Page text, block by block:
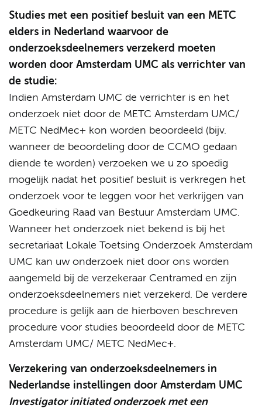
Studies met een positief besluit van een METC
elders in Nederland waarvoor de
onderzoeksdeelnemers verzekerd moeten
worden door Amsterdam UMC als verrichter van
de studie:
Indien Amsterdam UMC de verrichter is en het
onderzoek niet door de METC Amsterdam UMC/
METC NedMec+ kon worden beoordeeld (bijv.
wanneer de beoordeling door de CCMO gedaan
diende te worden) verzoeken we u zo spoedig
mogelijk nadat het positief besluit is verkregen het
onderzoek voor te leggen voor het verkrijgen van
Goedkeuring Raad van Bestuur Amsterdam UMC.
Wanneer het onderzoek niet bekend is bij het
secretariaat Lokale Toetsing Onderzoek Amsterdam
UMC kan uw onderzoek niet door ons worden
aangemeld bij de verzekeraar Centramed en zijn
onderzoeksdeelnemers niet verzekerd. De verdere
procedure is gelijk aan de hierboven beschreven
procedure voor studies beoordeeld door de METC
Amsterdam UMC/ METC NedMec+.
Verzekering van onderzoeksdeelnemers in
Nederlandse instellingen door Amsterdam UMC
Investigator initiated onderzoek met een